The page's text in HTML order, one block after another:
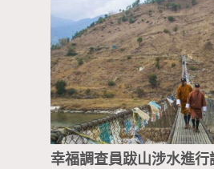
幸福調查員跋山涉水進行